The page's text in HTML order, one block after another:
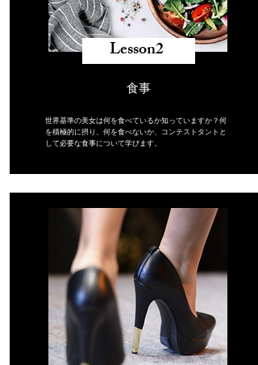
​Lesson2 ​
食事
世界基準の美女は何を食べているか知っていますか？何
を積極的に摂り、何を食べないか、コンテストタントと
して必要な食事について学びます。